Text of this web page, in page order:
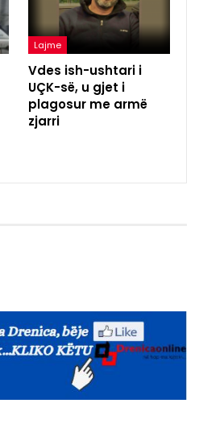
Lajme
Vdes ish-ushtari i
UÇK-së, u gjet i
plagosur me armë
zjarri